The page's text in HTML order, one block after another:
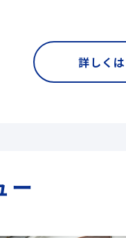
詳しく
ー